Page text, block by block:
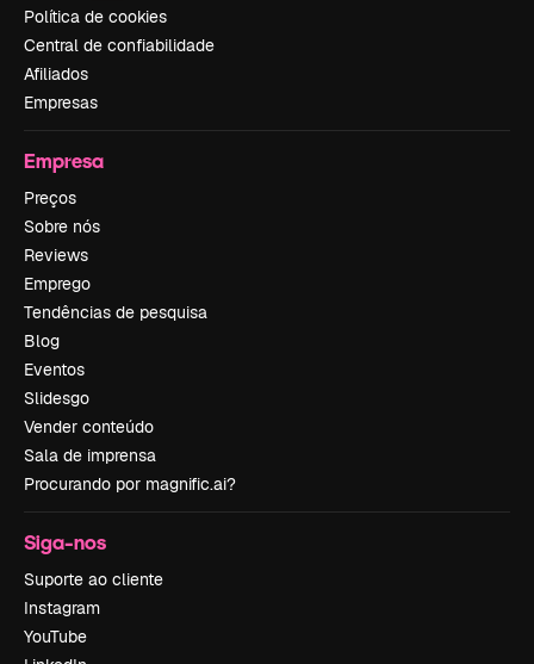
Política de cookies
Central de confiabilidade
Afiliados
Empresas
Empresa
Preços
Sobre nós
Reviews
Emprego
Tendências de pesquisa
Blog
Eventos
Slidesgo
Vender conteúdo
Sala de imprensa
Procurando por magnific.ai?
Siga-nos
Suporte ao cliente
Instagram
YouTube